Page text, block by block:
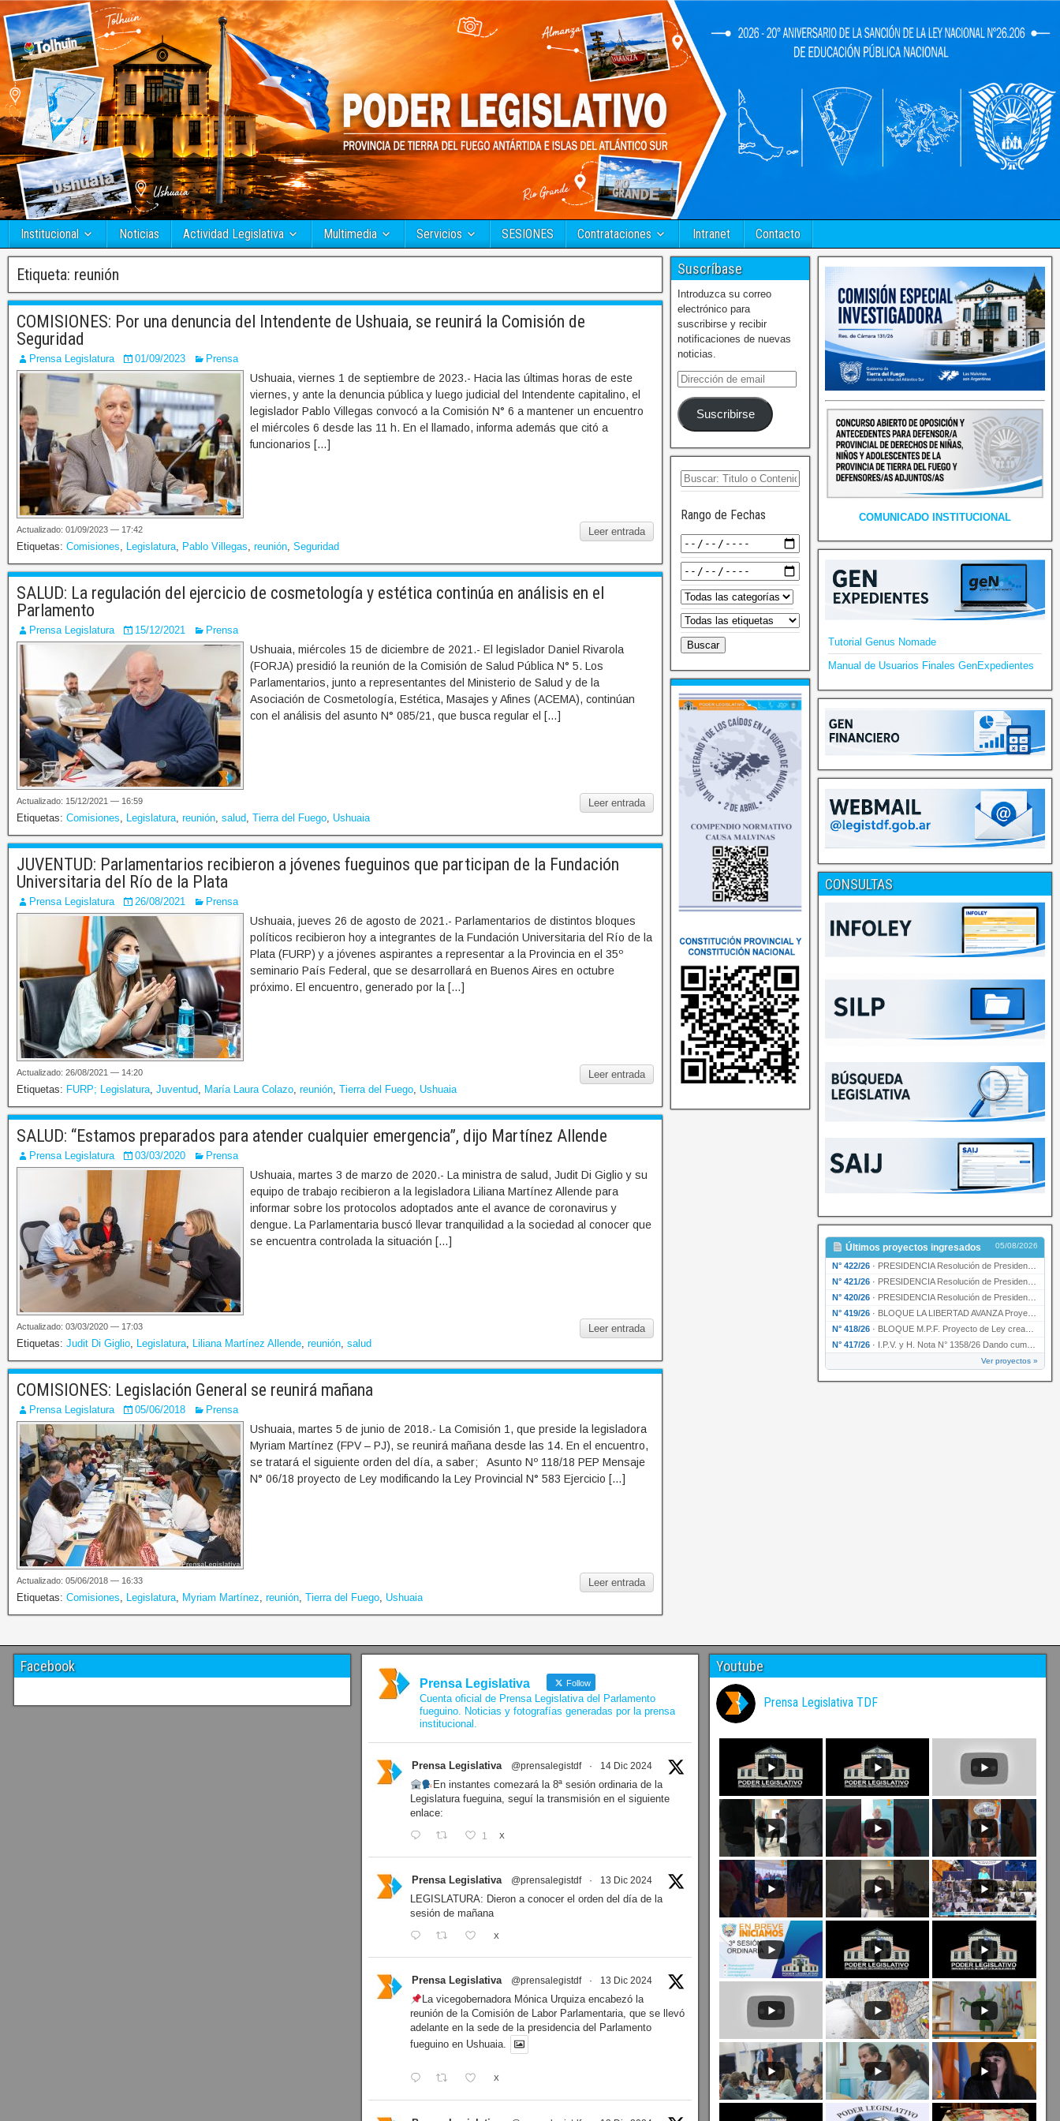
Institucional Noticias Actividad Legislativa Multimedia Servicios SESIONES Contrataciones Intranet Contacto
Etiqueta: reunión
COMISIONES: Por una denuncia del Intendente de Ushuaia, se reunirá la Comisión de
Seguridad
Prensa Legislatura 01/09/2023 Prensa
Ushuaia, viernes 1 de septiembre de 2023.- Hacia las últimas horas de este
viernes, y ante la denuncia pública y luego judicial del Intendente capitalino, el
legislador Pablo Villegas convocó a la Comisión N° 6 a mantener un encuentro
el miércoles 6 desde las 11 h. En el llamado, informa además que citó a
funcionarios […]
Leer entrada
Actualizado: 01/09/2023 — 17:42
Etiquetas: Comisiones, Legislatura, Pablo Villegas, reunión, Seguridad
SALUD: La regulación del ejercicio de cosmetología y estética continúa en análisis en el
Parlamento
Prensa Legislatura 15/12/2021 Prensa
Ushuaia, miércoles 15 de diciembre de 2021.- El legislador Daniel Rivarola
(FORJA) presidió la reunión de la Comisión de Salud Pública N° 5. Los
Parlamentarios, junto a representantes del Ministerio de Salud y de la
Asociación de Cosmetología, Estética, Masajes y Afines (ACEMA), continúan
con el análisis del asunto N° 085/21, que busca regular el […]
Leer entrada
Actualizado: 15/12/2021 — 16:59
Etiquetas: Comisiones, Legislatura, reunión, salud, Tierra del Fuego, Ushuaia
JUVENTUD: Parlamentarios recibieron a jóvenes fueguinos que participan de la Fundación
Universitaria del Río de la Plata
Prensa Legislatura 26/08/2021 Prensa
Ushuaia, jueves 26 de agosto de 2021.- Parlamentarios de distintos bloques
políticos recibieron hoy a integrantes de la Fundación Universitaria del Río de la
Plata (FURP) y a jóvenes aspirantes a representar a la Provincia en el 35º
seminario País Federal, que se desarrollará en Buenos Aires en octubre
próximo. El encuentro, generado por la […]
Leer entrada
Actualizado: 26/08/2021 — 14:20
Etiquetas: FURP; Legislatura, Juventud, María Laura Colazo, reunión, Tierra del Fuego, Ushuaia
SALUD: “Estamos preparados para atender cualquier emergencia”, dijo Martínez Allende
Prensa Legislatura 03/03/2020 Prensa
Ushuaia, martes 3 de marzo de 2020.- La ministra de salud, Judit Di Giglio y su
equipo de trabajo recibieron a la legisladora Liliana Martínez Allende para
informar sobre los protocolos adoptados ante el avance de coronavirus y
dengue. La Parlamentaria buscó llevar tranquilidad a la sociedad al conocer que
se encuentra controlada la situación […]
Leer entrada
Actualizado: 03/03/2020 — 17:03
Etiquetas: Judit Di Giglio, Legislatura, Liliana Martínez Allende, reunión, salud
COMISIONES: Legislación General se reunirá mañana
Prensa Legislatura 05/06/2018 Prensa
Ushuaia, martes 5 de junio de 2018.- La Comisión 1, que preside la legisladora
Myriam Martínez (FPV – PJ), se reunirá mañana desde las 14. En el encuentro,
se tratará el siguiente orden del día, a saber; Asunto Nº 118/18 PEP Mensaje
N° 06/18 proyecto de Ley modificando la Ley Provincial N° 583 Ejercicio […]
Leer entrada
Actualizado: 05/06/2018 — 16:33
Etiquetas: Comisiones, Legislatura, Myriam Martínez, reunión, Tierra del Fuego, Ushuaia
Suscríbase
Introduzca su correo
electrónico para
suscribirse y recibir
notificaciones de nuevas
noticias.
Suscribirse
Rango de Fechas COMUNICADO INSTITUCIONAL
Tutorial Genus Nomade
Manual de Usuarios Finales GenExpedientes
CONSULTAS
Últimos proyectos ingresados 05/08/2026
N° 422/26 · PRESIDENCIA Resolución de Presidencia N° 200/26 para su ratificación.
N° 421/26 · PRESIDENCIA Resolución de Presidencia N° 199/26 para su ratificación.
N° 420/26 · PRESIDENCIA Resolución de Presidencia N° 198/26 para su ratificación.
N° 419/26 · BLOQUE LA LIBERTAD AVANZA Proyecto de Ley declarando la esencialidad del servicio educativ…
N° 418/26 · BLOQUE M.P.F. Proyecto de Ley creando el Ente Único Regulador de servicios públicos de la …
N° 417/26 · I.P.V. y H. Nota N° 1358/26 Dando cumplimiento al artículo 29 de la Ley provincial N° 1399…
Ver proyectos »
Facebook
Prensa Legislativa Follow
Cuenta oficial de Prensa Legislativa del Parlamento
fueguino. Noticias y fotografías generadas por la prensa
institucional.
Prensa Legislativa @prensalegistdf · 14 Dic 2024
En instantes comezará la 8ª sesión ordinaria de la
Legislatura fueguina, seguí la transmisión en el siguiente
enlace:
1 X
Prensa Legislativa @prensalegistdf · 13 Dic 2024
LEGISLATURA: Dieron a conocer el orden del día de la
sesión de mañana
X
Prensa Legislativa @prensalegistdf · 13 Dic 2024
La vicegobernadora Mónica Urquiza encabezó la
reunión de la Comisión de Labor Parlamentaria, que se llevó
adelante en la sede de la presidencia del Parlamento
fueguino en Ushuaia.
X
Youtube
Prensa Legislativa TDF